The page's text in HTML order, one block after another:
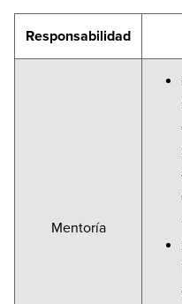
Responsabilidad
Mentoría